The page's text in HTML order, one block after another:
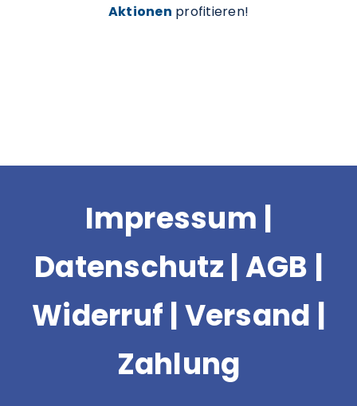
Aktionen profitieren!
Impressum |
Datenschutz |AGB |
Widerruf |Versand |
Zahlung